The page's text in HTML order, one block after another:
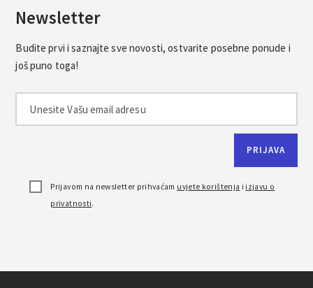
Newsletter
Budite prvi i saznajte sve novosti, ostvarite posebne ponude i
još puno toga!
Prijavom na newsletter prihvaćam uvjete korištenja i izjavu o
privatnosti.